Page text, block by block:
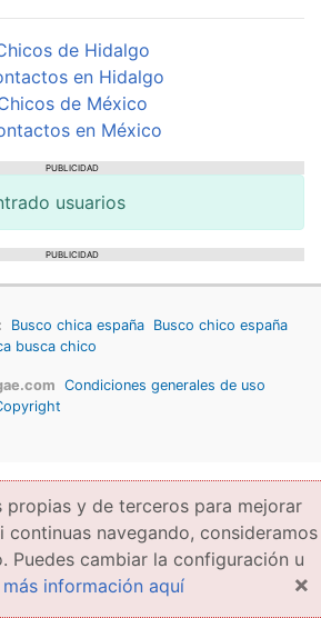
de Hidalgo
en Hidalgo
de México
en México
PUBLICIDAD
usuarios
PUBLICIDAD
Busco chica españa Busco chico españa
busca chico
Condiciones generales de uso
propias y de terceros para mejorar
continuas navegando, consideramos
Puedes cambiar la configuración u
más información aquí ×